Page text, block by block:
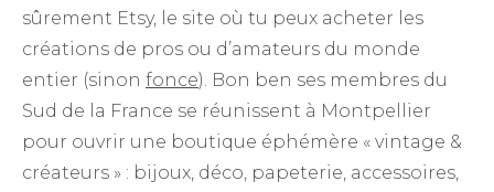
sûrement Etsy, le site où tu peux acheter les
créations de pros ou d’amateurs du monde
entier (sinon fonce). Bon ben ses membres du
Sud de la France se réunissent à Montpellier
pour ouvrir une boutique éphémère « vintage &
créateurs » : bijoux, déco, papeterie, accessoires,